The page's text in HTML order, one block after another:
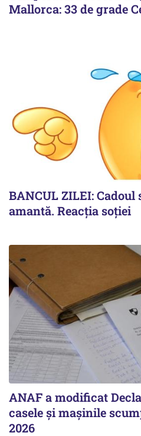
Mallorca: 33 de grade
BANCUL ZILEI:
amantă. Reacția soției
ANAF a modificat
casele și mașinile
2026